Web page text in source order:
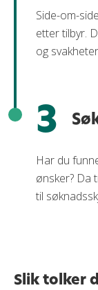
Side-om-
etter tilbyr.
og
3
Har du
ønsker? Da
til
Slik tolker